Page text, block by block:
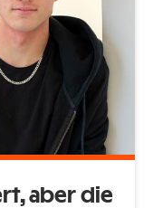
aber die